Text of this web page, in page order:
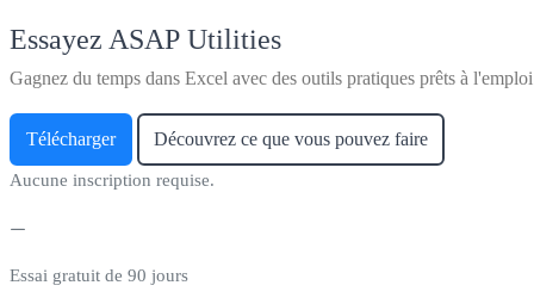
Essayez ASAP Utilities
Gagnez du temps dans Excel avec des outils pratiques prêts à
Télécharger Découvrez ce que vous pouvez faire
Aucune inscription requise.
Essai gratuit de 90 jours